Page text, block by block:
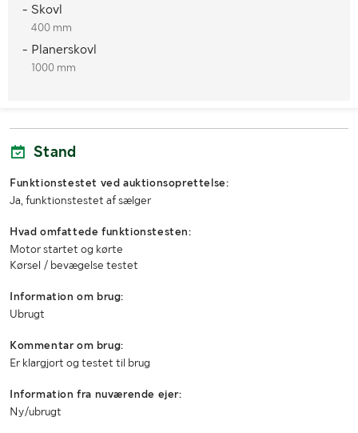
- Skovl
400 mm
- Planerskovl
1000 mm
Stand
Funktionstestet ved auktionsoprettelse:
Ja, funktionstestet af sælger
Hvad omfattede funktionstesten:
Motor startet og kørte
Kørsel / bevægelse testet
Information om brug:
Ubrugt
Kommentar om brug:
Er klargjort og testet til brug
Information fra nuværende ejer:
Ny/ubrugt